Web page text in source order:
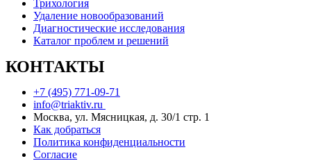
Трихология
Удаление новообразований
Диагностические исследования
Каталог проблем и решений
КОНТАКТЫ
+7 (495) 771-09-71
info@triaktiv.ru
Москва, ул. Мясницкая, д. 30/1 стр. 1
Как добраться
Политика конфиденциальности
Согласие